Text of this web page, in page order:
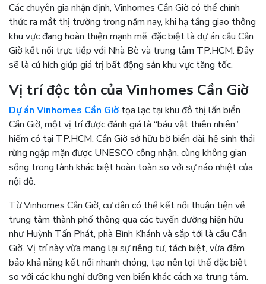
Các chuyên gia nhận định, Vinhomes Cần Giờ có thể chính
thức ra mắt thị trường trong năm nay, khi hạ tầng giao thông
khu vực đang hoàn thiện mạnh mẽ, đặc biệt là dự án cầu Cần
Giờ kết nối trực tiếp với Nhà Bè và trung tâm TP.HCM. Đây
sẽ là cú hích giúp giá trị bất động sản khu vực tăng tốc.
Vị trí độc tôn của Vinhomes Cần Giờ
Dự án Vinhomes Cần Giờ tọa lạc tại khu đô thị lấn biển
Cần Giờ, một vị trí được đánh giá là “báu vật thiên nhiên”
hiếm có tại TP.HCM. Cần Giờ sở hữu bờ biển dài, hệ sinh thái
rừng ngập mặn được UNESCO công nhận, cùng không gian
sống trong lành khác biệt hoàn toàn so với sự náo nhiệt của
nội đô.
Từ Vinhomes Cần Giờ, cư dân có thể kết nối thuận tiện về
trung tâm thành phố thông qua các tuyến đường hiện hữu
như Huỳnh Tấn Phát, phà Bình Khánh và sắp tới là cầu Cần
Giờ. Vị trí này vừa mang lại sự riêng tư, tách biệt, vừa đảm
bảo khả năng kết nối nhanh chóng, tạo nên lợi thế đặc biệt
so với các khu nghỉ dưỡng ven biển khác cách xa trung tâm.